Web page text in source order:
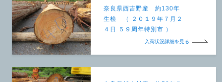
奈良県西吉野産 約130年
生桧 （ ２０１９年７月２
４日 ５９周年特別市 ）
入荷状況詳細を見る